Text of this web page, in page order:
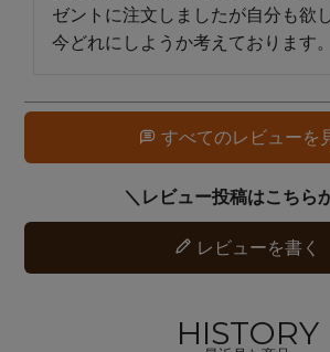
ゼントに注文しましたが自分も欲
今どれにしようか考えております。
すべてのレビューを
レビューを書く
HISTORY